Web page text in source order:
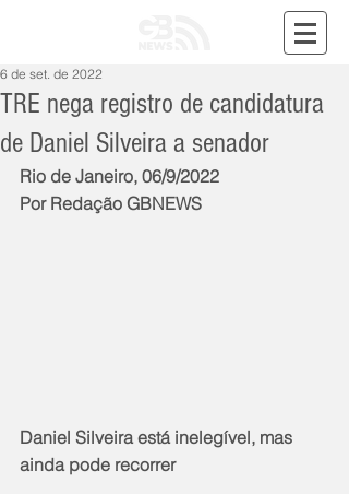
TRE nega registro de candidatura
de Daniel Silveira a senador
6 de set. de 2022
Rio de Janeiro, 06/9/2022
Por Redação GBNEWS
Daniel Silveira está inelegível, mas
ainda pode recorrer